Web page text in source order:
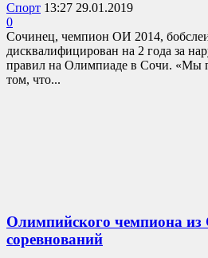
Спорт 13:27 29.01.2019
0
Сочинец, чемпион ОИ 2014,
дисквалифицирован на 2 года за
правил на Олимпиаде в Сочи. «Мы
том, что...
Олимпийского чемпиона из
соревнований